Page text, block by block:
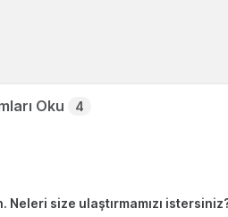
Oku 4
size ulaştırmamızı